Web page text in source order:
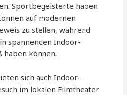
Sportbegeisterte haben
auf modernen
zu stellen, während
spannenden Indoor-
haben können.
sich auch Indoor-
im lokalen Filmtheater